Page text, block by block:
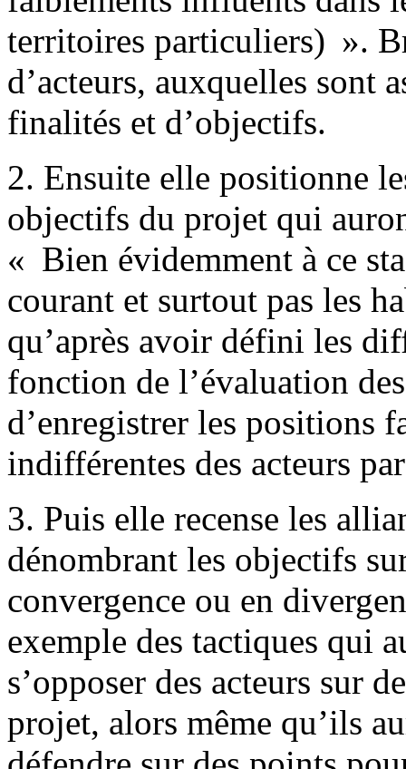
territoires particuliers) ».
d’acteurs, auxquelles sont
finalités et d’objectifs.
2. Ensuite elle positionne
objectifs du projet qui
« Bien évidemment à ce
courant et surtout pas les
qu’après avoir défini les
fonction de l’évaluation
d’enregistrer les positions
indifférentes des acteurs
3. Puis elle recense les
dénombrant les objectifs
convergence ou en
exemple des tactiques qui
s’opposer des acteurs sur
projet, alors même qu’ils